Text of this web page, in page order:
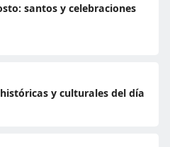
santos y celebraciones
y culturales del día